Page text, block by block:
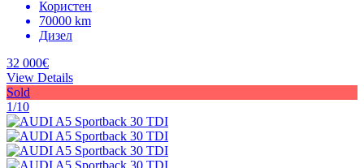
Користен
70000 km
Дизел
32 000€
View Details
Sold
1/10